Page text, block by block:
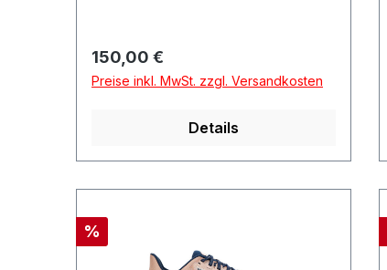
Regulärer Preis:
150,00 €
Preise inkl. MwSt. zzgl. Versandkosten
Details
Rabatt
%